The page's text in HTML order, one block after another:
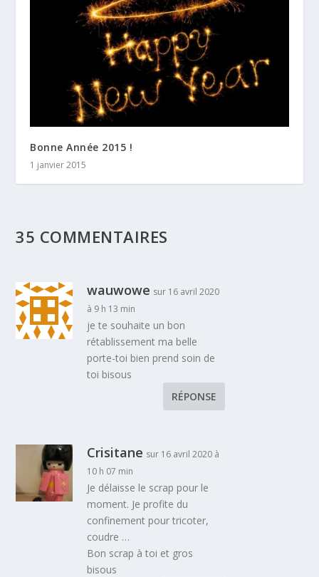
Bonne Année 2015 !
1 janvier 2015
35 COMMENTAIRES
wauwowe sur 16 avril 2020
à 9 h 13 min
je te souhaite un bon
rétablissement ma belle
porte-toi bien prend soin de
toi bisous
RÉPONSE
Crisitane sur 16 avril 2020 à
10 h 07 min
Je délaisse le scrap pour le
moment. Je profite du
confinement pour tricoter,
coudre …
Bon scrap à toi et gros
bisous